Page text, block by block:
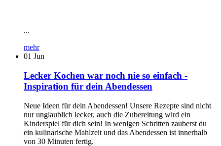
...
mehr
01 Jun
Lecker Kochen war noch nie so einfach -
Inspiration für dein Abendessen
Neue Ideen für dein Abendessen! Unsere Rezepte sind nicht
nur unglaublich lecker, auch die Zubereitung wird ein
Kinderspiel für dich sein! In wenigen Schritten zauberst du
ein kulinarische Mahlzeit und das Abendessen ist innerhalb
von 30 Minuten fertig.